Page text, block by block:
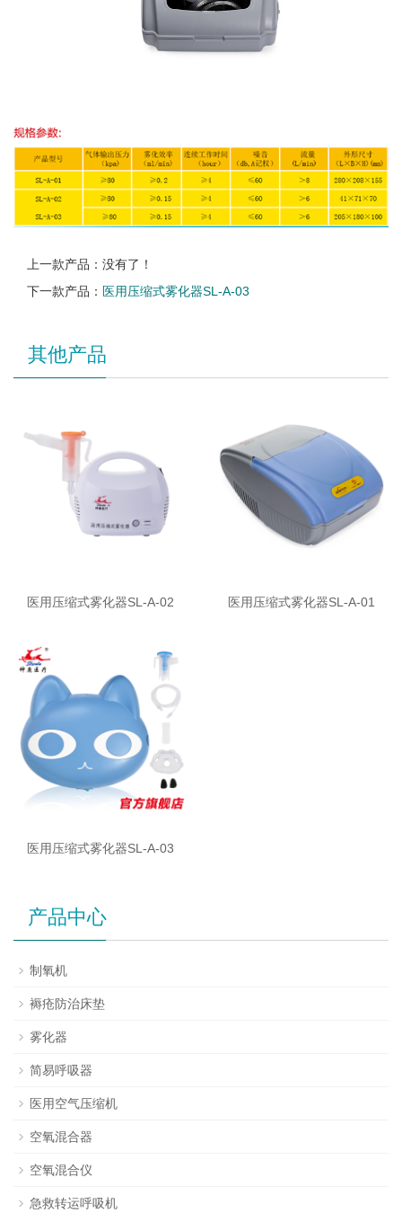
上一款产品：没有了！
下一款产品： 医用压缩式雾化器SL-A-03
其他产品
医用压缩式雾化器SL-A-02 医用压缩式雾化器SL-A-01
医用压缩式雾化器SL-A-03
产品中心
制氧机
褥疮防治床垫
雾化器
简易呼吸器
医用空气压缩机
空氧混合器
空氧混合仪
急救转运呼吸机